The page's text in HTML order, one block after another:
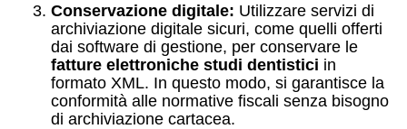
Conservazione digitale: Utilizzare servizi di
archiviazione digitale sicuri, come quelli offerti
dai software di gestione, per conservare le
fatture elettroniche studi dentistici in
formato XML. In questo modo, si garantisce la
conformità alle normative fiscali senza bisogno
di archiviazione cartacea.